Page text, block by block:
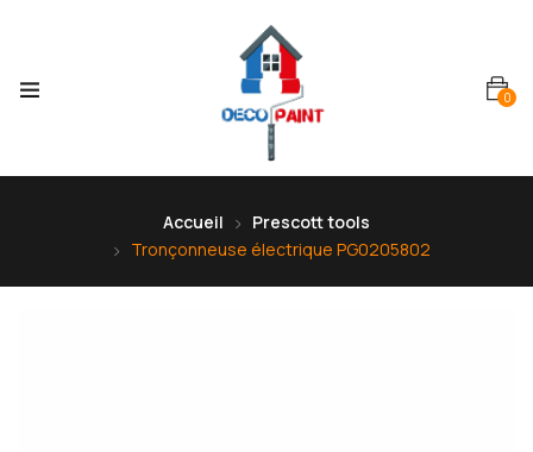
0
Accueil
Prescott tools
Tronçonneuse électrique PG0205802